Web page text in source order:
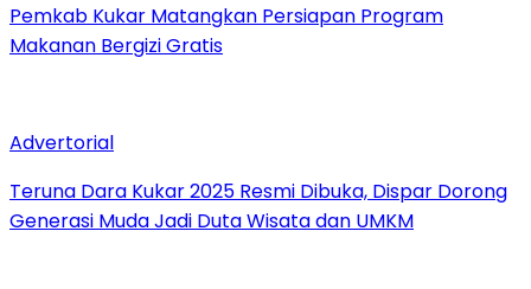
Pemkab Kukar Matangkan Persiapan Program
Makanan Bergizi Gratis
Advertorial
Teruna Dara Kukar 2025 Resmi Dibuka, Dispar Dorong
Generasi Muda Jadi Duta Wisata dan UMKM